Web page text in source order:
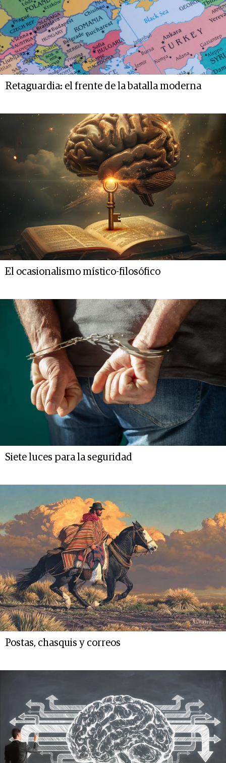
Retaguardia: el frente de la batalla moderna
El ocasionalismo místico-filosófico
Siete luces para la seguridad
Postas, chasquis y correos